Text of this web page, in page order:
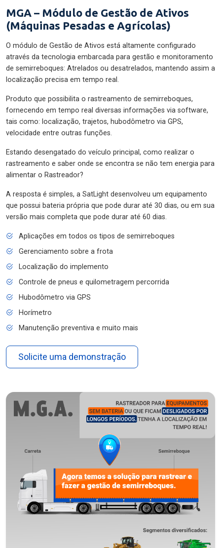
MGA – Módulo de Gestão de Ativos
(Máquinas Pesadas e Agrícolas)
O módulo de Gestão de Ativos está altamente configurado
através da tecnologia embarcada para gestão e monitoramento
de semirreboques: Atrelados ou desatrelados, mantendo assim a
localização precisa em tempo real.
Produto que possibilita o rastreamento de semirreboques,
fornecendo em tempo real diversas informações via software,
tais como: localização, trajetos, hubodômetro via GPS,
velocidade entre outras funções.
Estando desengatado do veículo principal, como realizar o
rastreamento e saber onde se encontra se não tem energia para
alimentar o Rastreador?
A resposta é simples, a SatLight desenvolveu um equipamento
que possui bateria própria que pode durar até 30 dias, ou em sua
versão mais completa que pode durar até 60 dias.
Aplicações em todos os tipos de semirreboques
Gerenciamento sobre a frota
Localização do implemento
Controle de pneus e quilometragem percorrida
Hubodômetro via GPS
Horímetro
Manutenção preventiva e muito mais
Solicite uma demonstração